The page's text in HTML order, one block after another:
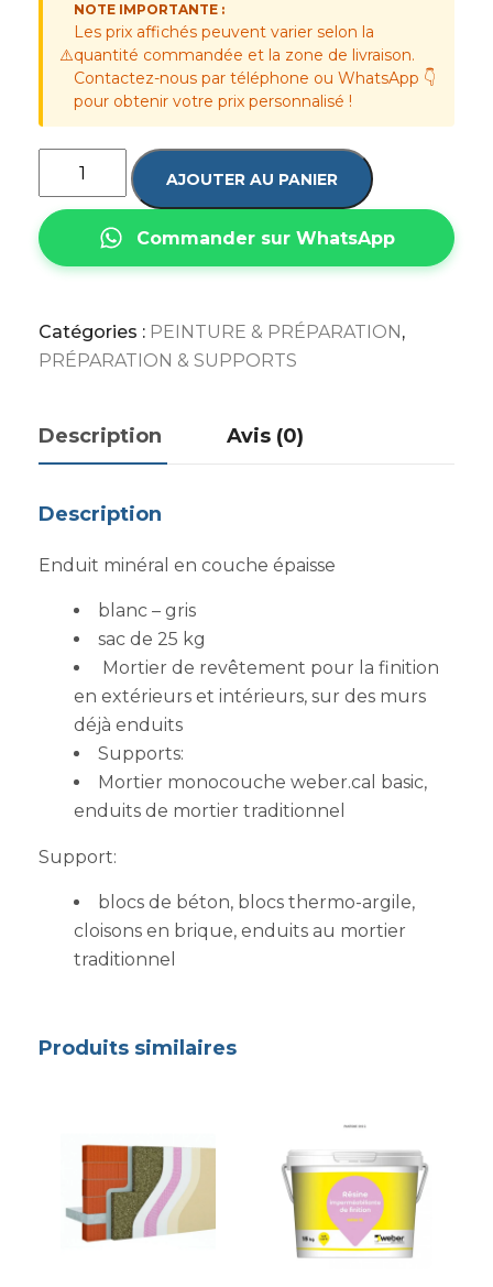
⚠️
NOTE IMPORTANTE :
Les prix affichés peuvent varier selon la
quantité commandée et la zone de livraison.
Contactez-nous par téléphone ou WhatsApp 👇
pour obtenir votre prix personnalisé !
AJOUTER AU PANIER
Commander sur WhatsApp
Catégories : PEINTURE & PRÉPARATION ,
PRÉPARATION & SUPPORTS
Description Avis (0)
Description
Enduit minéral en couche épaisse
blanc – gris
sac de 25 kg
Mortier de revêtement pour la finition
en extérieurs et intérieurs, sur des murs
déjà enduits
Supports:
Mortier monocouche weber.cal basic,
enduits de mortier traditionnel
Support:
blocs de béton, blocs thermo-argile,
cloisons en brique, enduits au mortier
traditionnel
Produits similaires